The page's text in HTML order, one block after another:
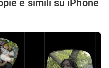
e simili su iPhone